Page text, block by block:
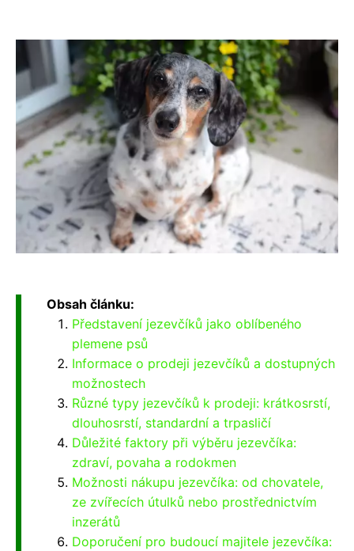
Obsah článku:
Představení jezevčíků jako oblíbeného
plemene psů
Informace o prodeji jezevčíků a dostupných
možnostech
Různé typy jezevčíků k prodeji: krátkosrstí,
dlouhosrstí, standardní a trpasličí
Důležité faktory při výběru jezevčíka:
zdraví, povaha a rodokmen
Možnosti nákupu jezevčíka: od chovatele,
ze zvířecích útulků nebo prostřednictvím
inzerátů
Doporučení pro budoucí majitele jezevčíka: